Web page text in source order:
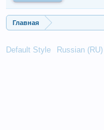
Главная
Default Style Russian (RU)